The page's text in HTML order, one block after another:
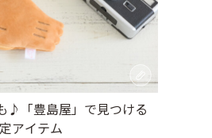
♪「豊島屋」で見つける
アイテム